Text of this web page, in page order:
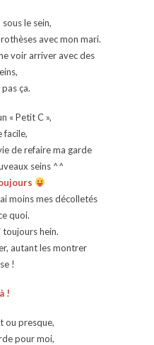
sous le sein,
avec mon mari.
voir arriver avec des
pas ça.
« Petit C »,
facile,
de refaire ma garde
seins ^^
moins mes décolletés
quoi.
toujours hein.
autant les montrer
!
!
ou presque,
pour moi,